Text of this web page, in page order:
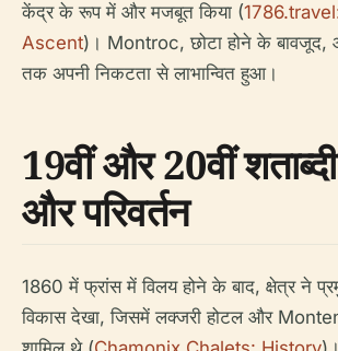
केंद्र के रूप में और मजबूत किया (
Ascent)। Montroc, छोटा होने के बावजूद,
तक अपनी निकटता से लाभान्वित हुआ।
19वीं और 20वीं
और परिवर्तन
1860 में फ्रांस में विलय होने के बाद, क्षेत्र ने
विकास देखा, जिसमें लक्जरी होटल और